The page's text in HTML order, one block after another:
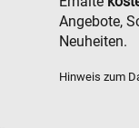
Angebote,
Neuheiten.
Hinweis zum